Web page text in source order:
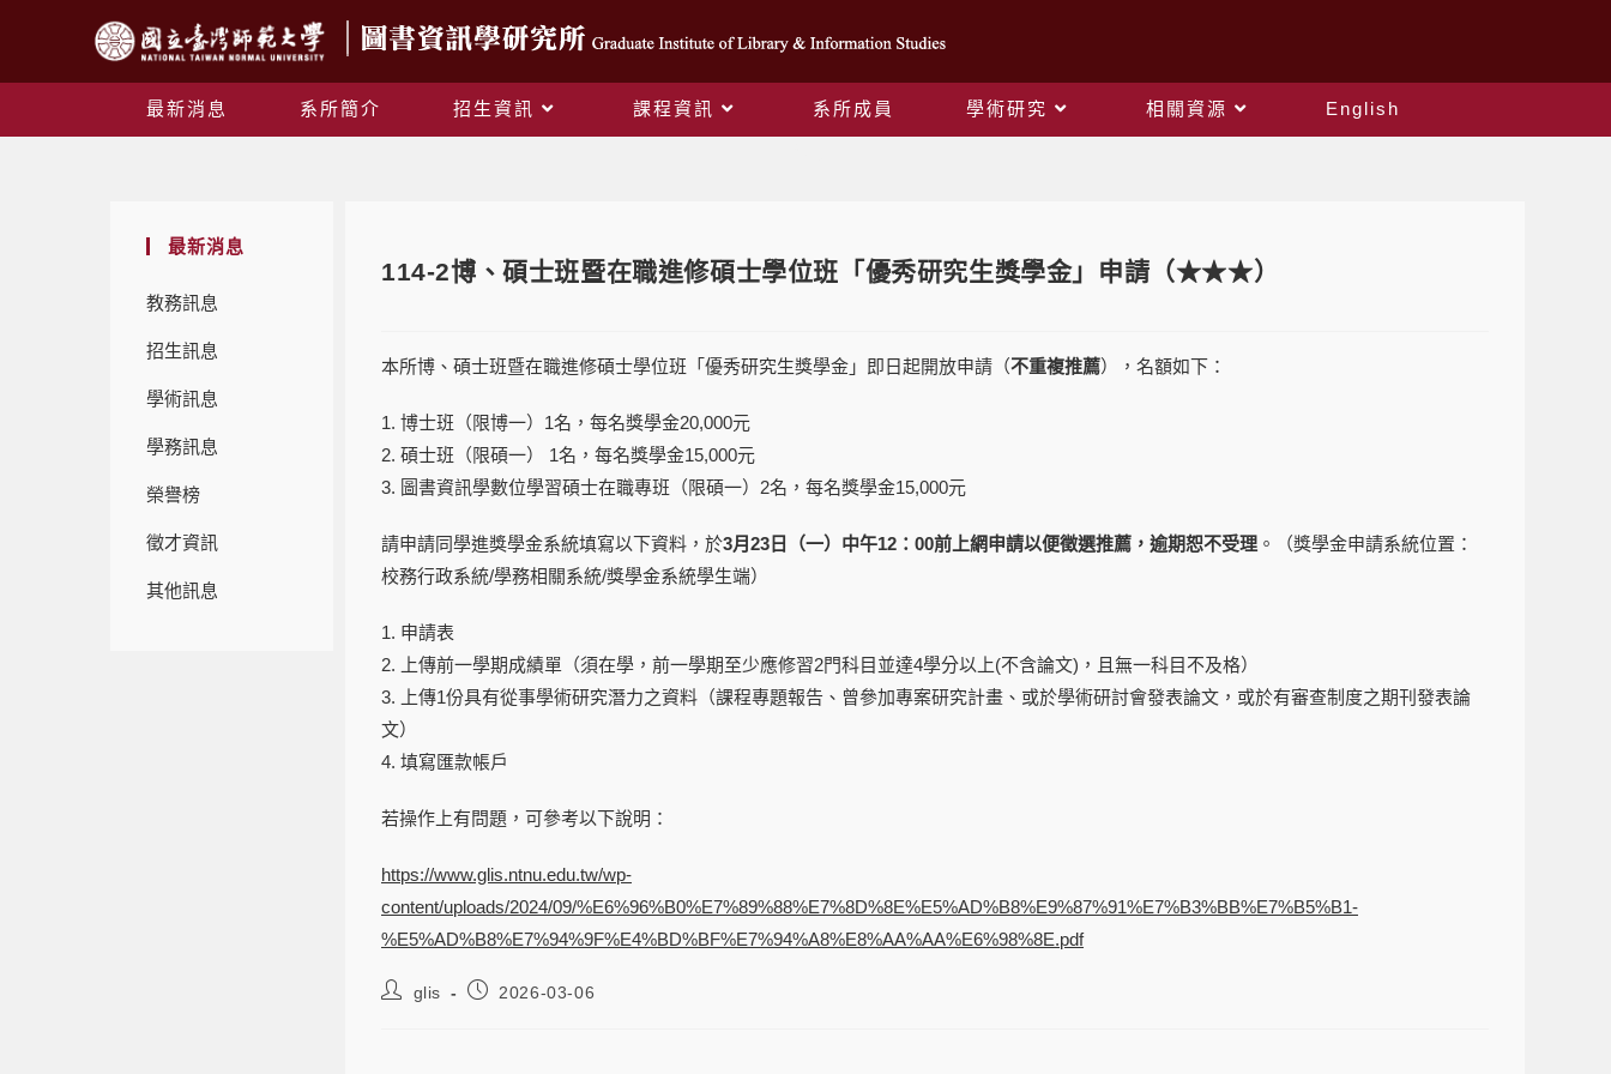
最新消息 系所簡介 招生資訊 課程資訊 系所成員 學術研究 相關資源 English
最新消息
教務訊息
招生訊息
學術訊息
學務訊息
榮譽榜
徵才資訊
其他訊息
114-2博、碩士班暨在職進修碩士學位班「優秀研究生獎學金」申請（★★★）
本所博、碩士班暨在職進修碩士學位班「優秀研究生獎學金」即日起開放申請（不重複推薦），名額如下：
1. 博士班（限博一）1名，每名獎學金20,000元
2. 碩士班（限碩一） 1名，每名獎學金15,000元
3. 圖書資訊學數位學習碩士在職專班（限碩一）2名，每名獎學金15,000元
請申請同學進獎學金系統填寫以下資料，於3月23日（一）中午12：00前上網申請以便徵選推薦，逾期恕不受理 。（獎學金申請系統位置：
校務行政系統/學務相關系統/獎學金系統學生端）
1. 申請表
2. 上傳前一學期成績單（須在學，前一學期至少應修習2門科目並達4學分以上(不含論文)，且無一科目不及格）
3. 上傳1份具有從事學術研究潛力之資料（課程專題報告、曾參加專案研究計畫、或於學術研討會發表論文，或於有審查制度之期刊發表論
文）
4. 填寫匯款帳戶
若操作上有問題，可參考以下說明：
https://www.glis.ntnu.edu.tw/wp-
content/uploads/2024/09/%E6%96%B0%E7%89%88%E7%8D%8E%E5%AD%B8%E9%87%91%E7%B3%BB%E7%B5%B1-
%E5%AD%B8%E7%94%9F%E4%BD%BF%E7%94%A8%E8%AA%AA%E6%98%8E.pdf
glis 2026-03-06